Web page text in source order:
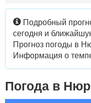
Подробный
сегодня и
Прогноз погоды в
Информация о
Погода в